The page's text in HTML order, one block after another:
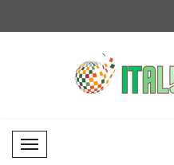
Mobil Menü